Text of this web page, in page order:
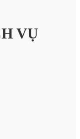
VỤ